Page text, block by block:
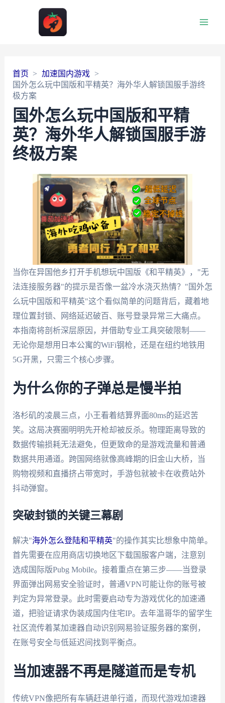
首页
加速国内游戏
国外怎么玩中国版和平精英？海外华人解锁国服手游终
极方案
国外怎么玩中国版和平精
英？海外华人解锁国服手游
终极方案
当你在异国他乡打开手机想玩中国版《和平精英》，"无
法连接服务器"的提示是否像一盆冷水浇灭热情？"国外怎
么玩中国版和平精英"这个看似简单的问题背后，藏着地
理位置封锁、网络延迟破百、账号登录异常三大痛点。
本指南将剖析深层原因，并借助专业工具突破限制——
无论你是想用日本公寓的WiFi钢枪，还是在纽约地铁用
5G开黑，只需三个核心步骤。
为什么你的子弹总是慢半拍
洛杉矶的凌晨三点，小王看着结算界面80ms的延迟苦
笑。这局决赛圈明明先开枪却被反杀。物理距离导致的
数据传输损耗无法避免，但更致命的是游戏流量和普通
数据共用通道。跨国网络就像高峰期的旧金山大桥，当
购物视频和直播挤占带宽时，手游包就被卡在收费站外
抖动弹窗。
突破封锁的关键三幕剧
解决"海外怎么登陆和平精英"的操作其实比想象中简单。
首先需要在应用商店切换地区下载国服客户端，注意别
选成国际版Pubg Mobile。接着重点在第三步——当登录
界面弹出网易安全验证时，普通VPN可能让你的账号被
判定为异常登录。此时需要启动专为游戏优化的加速通
道，把验证请求伪装成国内住宅IP。去年温哥华的留学生
社区流传着某加速器自动识别网易验证服务器的案例，
在账号安全与低延迟间找到平衡点。
当加速器不再是隧道而是专机
传统VPN像把所有车辆赶进单行道，而现代游戏加速器